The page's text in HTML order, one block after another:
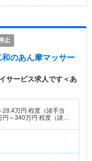
止
のあん摩マッサー
サービス求人です＜あ
28.4万円 程度（諸手当
円～340万円 程度（諸手